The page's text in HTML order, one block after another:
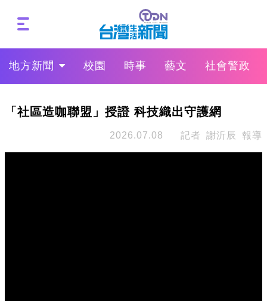
地方新聞 校園 時事 藝文 社會警政
「社區造咖聯盟」授證 科技織出守護網
2026.07.08 記者 謝沂辰 報導